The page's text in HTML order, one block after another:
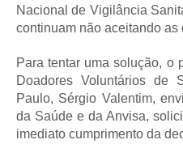
Nacional de Vigilância
continuam não aceitando
Para tentar uma solução, o
Doadores Voluntários de
Paulo, Sérgio Valentim,
da Saúde e da Anvisa,
imediato cumprimento da